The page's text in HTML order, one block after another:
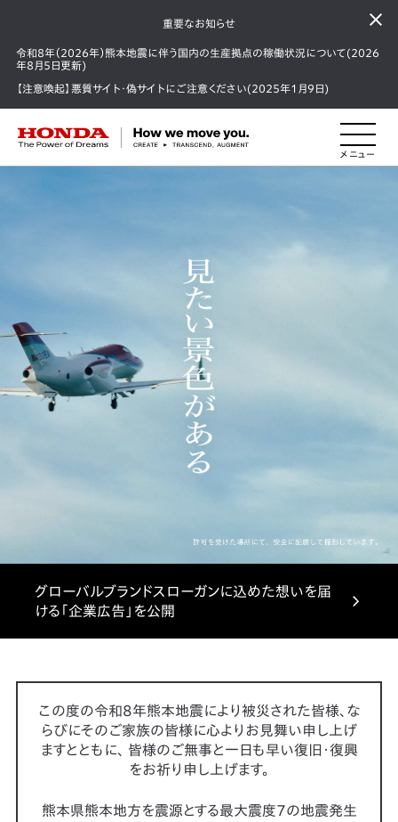
重要なお知らせ
令和8年（2026年）熊本地震に伴う国内の生産拠点の稼働状況について(2026
年8月5日更新)
【注意喚起】悪質サイト・偽サイトにご注意ください(2025年1月9日)
HONDA The Power of Dreams
グローバルブランドスローガンに込めた想いを届
ける「企業広告」を公開
この度の令和8年熊本地震により被災された皆様、な
らびにそのご家族の皆様に心よりお見舞い申し上げ
ますとともに、
皆様のご無事と一日も早い復旧・復興
をお祈り申し上げます。
熊本県熊本地方を震源とする最大震度7の地震発生